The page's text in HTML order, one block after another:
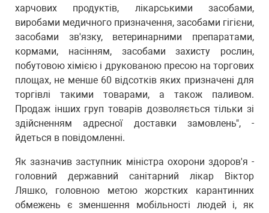
харчових продуктів, лікарськими засобами,
виробами медичного призначення, засобами гігієни,
засобами зв'язку, ветеринарними препаратами,
кормами, насінням, засобами захисту рослин,
побутовою хімією і друкованою пресою на торгових
площах, не менше 60 відсотків яких призначені для
торгівлі такими товарами, а також паливом.
Продаж інших груп товарів дозволяється тільки зі
здійсненням адресної доставки замовлень", -
йдеться в повідомленні.
Як зазначив заступник міністра охорони здоров'я -
головний державний санітарний лікар Віктор
Ляшко, головною метою жорстких карантинних
обмежень є зменшення мобільності людей і, як